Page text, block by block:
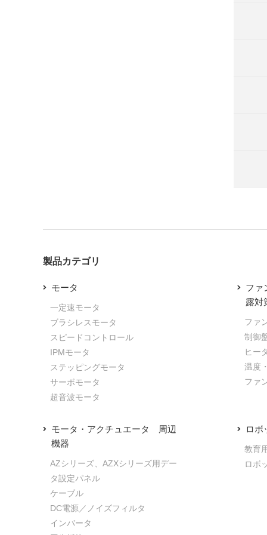
製品カテゴリ
モータ
一定速モータ
ブラシレスモータ
スピードコントロール
IPMモータ
ステッピングモータ
サーボモータ
超音波モータ
ファ
露対
ファ
制御
ヒー
温度
ファ
モータ・アクチュエータ 周辺
機器
AZシリーズ、AZXシリーズ用デー
タ設定パネル
ケーブル
DC電源／ノイズフィルタ
インバータ
ロボ
教育
ロボ